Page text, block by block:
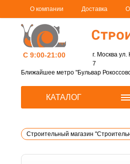
О компании Доставка
С 9:00-21:00
г. Москва
7
Ближайшее метро "Бульвар
КАТАЛОГ
Строительный магазин